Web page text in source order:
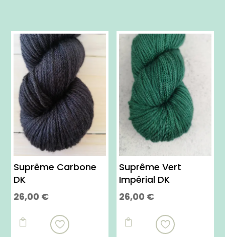
Suprême Carbone
DK
26,00 €

produit
Suprême Vert
Impérial DK
26,00 €

produit